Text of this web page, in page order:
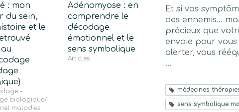
: mon
du sein,
et le
-
biologique/
maladies
Adénomyose : en
comprendre le
décodage
émotionnel et le
sens symbolique
Articles
Et si vos
des ennemis…
précieux que
envoie pour
alerter, vous
...
médecines
sens symbolique